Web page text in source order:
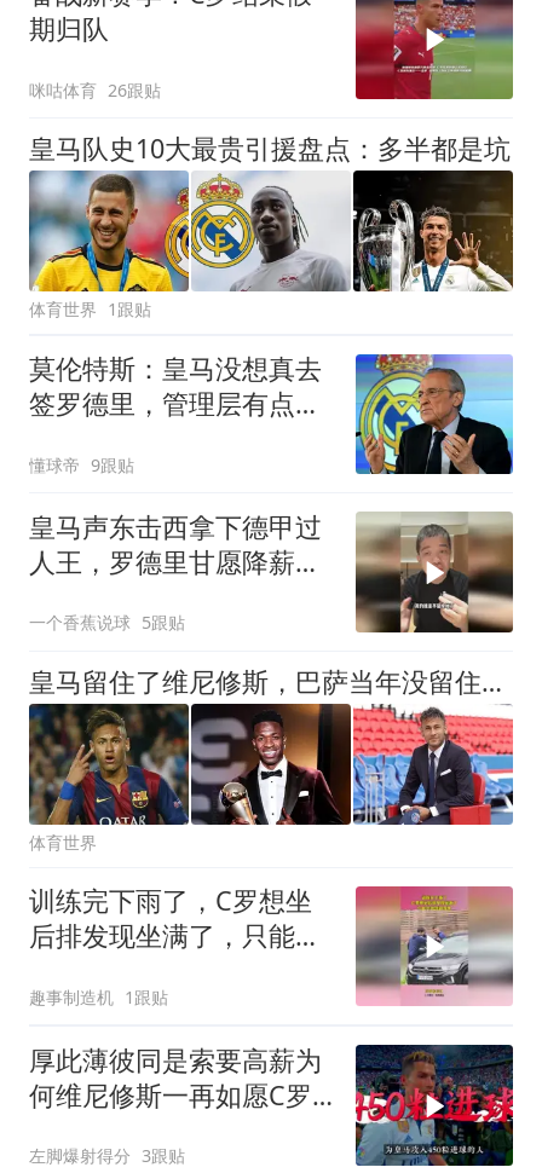
期归队
咪咕体育 26跟贴
皇马队史10大最贵引援盘点：多半都是坑
体育世界 1跟贴
莫伦特斯：皇马没想真去
签罗德里，管理层有点在
懂球帝 9跟贴
皇马声东击西拿下德甲过
人王，罗德里甘愿降薪投
一个香蕉说球 5跟贴
皇马留住了维尼修斯，巴萨当年没留住内马尔，经纪人道出内情
体育世界
训练完下雨了，C罗想坐
后排发现坐满了，只能小
趣事制造机 1跟贴
厚此薄彼同是索要高薪为
何维尼修斯一再如愿C罗
左脚爆射得分 3跟贴